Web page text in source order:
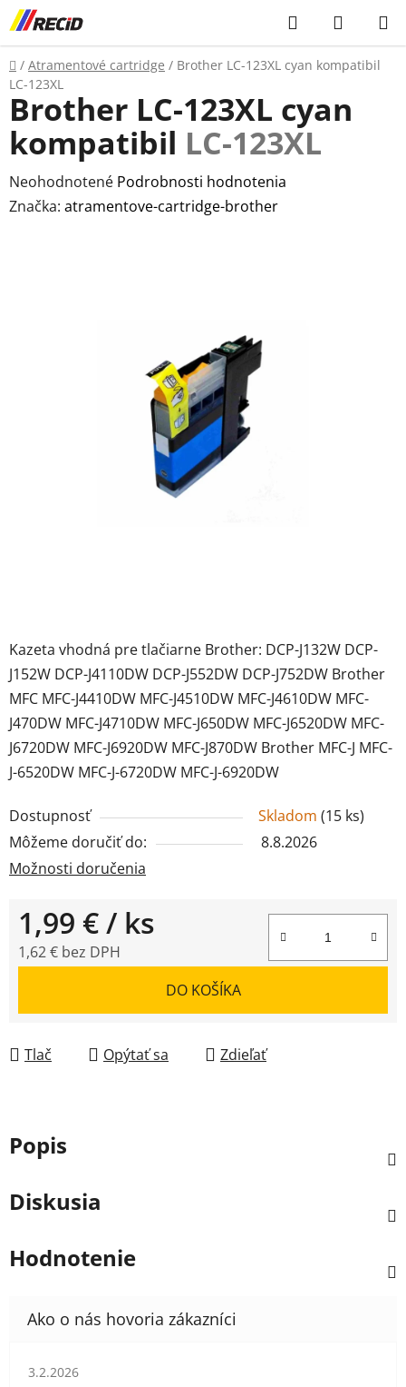
Prejsť
na
obsah
Hľadať
KOŠÍK
Domov
/ Atramentové cartridge / Brother LC-123XL cyan kompatibil
LC-123XL
Kazeta vhodná pre tlačiarne Brother: DCP-J132W DCP-
J152W DCP-J4110DW DCP-J552DW DCP-J752DW Brother
MFC MFC-J4410DW MFC-J4510DW MFC-J4610DW MFC-
J470DW MFC-J4710DW MFC-J650DW MFC-J6520DW MFC-
J6720DW MFC-J6920DW MFC-J870DW Brother MFC-J MFC-
J-6520DW MFC-J-6720DW MFC-J-6920DW
Dostupnosť Skladom (15 ks)
Môžeme doručiť do:
8.8.2026
Možnosti doručenia
1,99 €/ ks
1,62 € bez DPH
DO KOŠÍKA
Tlač Opýtať sa Zdieľať
Brother LC-123XL cyan
kompatibil LC-123XL
Priemerné
hodnotenie
Neohodnotené Podrobnosti hodnotenia
Značka: atramentove-cartridge-brother
Popis
Diskusia
Hodnotenie
Hodnotenie obchodu je 5 z 5 hviezdičiek.
3.2.2026